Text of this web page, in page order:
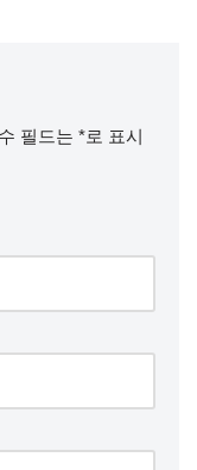
필드는 *로 표시